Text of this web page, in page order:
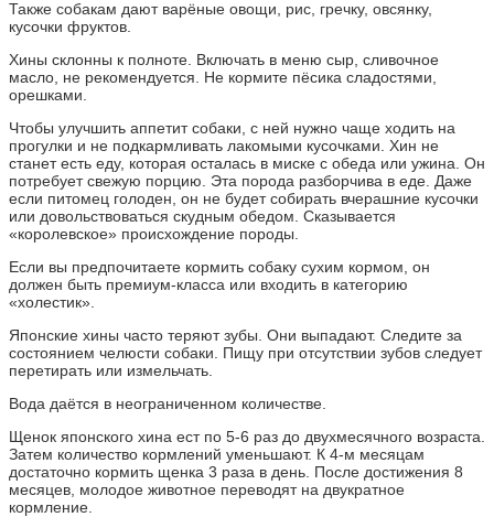
Также собакам дают варёные овощи, рис, гречку, овсянку,
кусочки фруктов.
Хины склонны к полноте. Включать в меню сыр, сливочное
масло, не рекомендуется. Не кормите пёсика сладостями,
орешками.
Чтобы улучшить аппетит собаки, с ней нужно чаще ходить на
прогулки и не подкармливать лакомыми кусочками. Хин не
станет есть еду, которая осталась в миске с обеда или ужина. Он
потребует свежую порцию. Эта порода разборчива в еде. Даже
если питомец голоден, он не будет собирать вчерашние кусочки
или довольствоваться скудным обедом. Сказывается
«королевское» происхождение породы.
Если вы предпочитаете кормить собаку сухим кормом, он
должен быть премиум-класса или входить в категорию
«холестик».
Японские хины часто теряют зубы. Они выпадают. Следите за
состоянием челюсти собаки. Пищу при отсутствии зубов следует
перетирать или измельчать.
Вода даётся в неограниченном количестве.
Щенок японского хина ест по 5-6 раз до двухмесячного возраста.
Затем количество кормлений уменьшают. К 4-м месяцам
достаточно кормить щенка 3 раза в день. После достижения 8
месяцев, молодое животное переводят на двукратное
кормление.